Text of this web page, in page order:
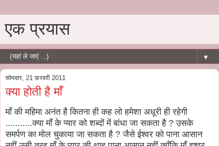
एक प्रयास
▼
सोमवार, 21 फ़रवरी 2011
क्या होती है माँ
माँ की महिमा अनंत है कितना ही कह लो हमेशा अधूरी ही रहेगी
...........क्या माँ के प्यार को शब्दों में बांधा जा सकता है ? उसके
समर्पण का मोल चुकाया जा सकता है ? जैसे ईश्वर को पाना आसान